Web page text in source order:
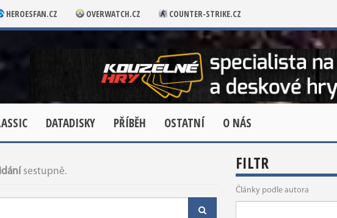
HEROESFAN.CZ OVERWATCH.CZ COUNTER-STRIKE.CZ
DATADISKY PŘÍBĚH OSTATNÍ O NÁS
sestupně. FILTR
Články podle autora